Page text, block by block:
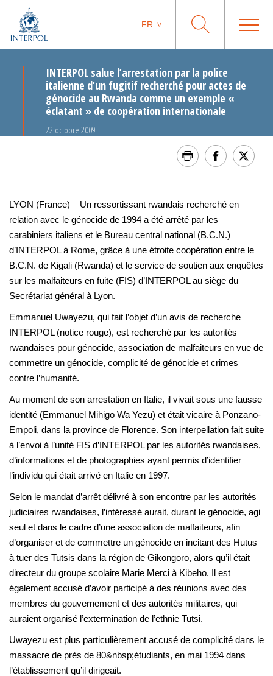
FR
INTERPOL salue l’arrestation par la police
italienne d’un fugitif recherché pour actes de
génocide au Rwanda comme un exemple «
éclatant » de coopération internationale
22 octobre 2009
LYON (France) – Un ressortissant rwandais recherché en
relation avec le génocide de 1994 a été arrêté par les
carabiniers italiens et le Bureau central national (B.C.N.)
d’INTERPOL à Rome, grâce à une étroite coopération entre le
B.C.N. de Kigali (Rwanda) et le service de soutien aux enquêtes
sur les malfaiteurs en fuite (FIS) d’INTERPOL au siège du
Secrétariat général à Lyon.
Emmanuel Uwayezu, qui fait l’objet d’un avis de recherche
INTERPOL (notice rouge), est recherché par les autorités
rwandaises pour génocide, association de malfaiteurs en vue de
commettre un génocide, complicité de génocide et crimes
contre l’humanité.
Au moment de son arrestation en Italie, il vivait sous une fausse
identité (Emmanuel Mihigo Wa Yezu) et était vicaire à Ponzano-
Empoli, dans la province de Florence. Son interpellation fait suite
à l’envoi à l’unité FIS d’INTERPOL par les autorités rwandaises,
d’informations et de photographies ayant permis d’identifier
l’individu qui était arrivé en Italie en 1997.
Selon le mandat d’arrêt délivré à son encontre par les autorités
judiciaires rwandaises, l’intéressé aurait, durant le génocide, agi
seul et dans le cadre d’une association de malfaiteurs, afin
d’organiser et de commettre un génocide en incitant des Hutus
à tuer des Tutsis dans la région de Gikongoro, alors qu’il était
directeur du groupe scolaire Marie Merci à Kibeho. Il est
également accusé d’avoir participé à des réunions avec des
membres du gouvernement et des autorités militaires, qui
auraient organisé l’extermination de l’ethnie Tutsi.
Uwayezu est plus particulièrement accusé de complicité dans le
massacre de près de 80&nbsp;étudiants, en mai 1994 dans
l’établissement qu’il dirigeait.